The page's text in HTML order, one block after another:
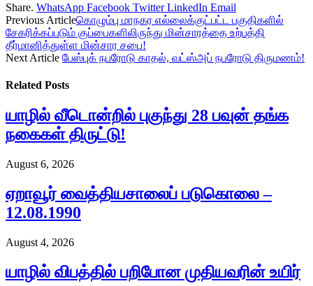
Share. WhatsApp Facebook Twitter LinkedIn Email
Previous Articleகொழும்பு மாநகர எல்லைக்குட்பட்ட பகுதிகளில்
சேகரிக்கப்படும் குப்பைகளிலிருந்து மின்சாரத்தை உற்பத்தி
தீர்மானித்துள்ள மின்சார சபை!
Next Article பேஸ்புக் நபரோடு காதல், வட்ஸ்அப் நபரோடு திருமணம்!
Related Posts
யாழில் வீடொன்றில் புகுந்து 28 பவுன் தங்க
நகைகள் திருட்டு!
August 6, 2026
ஏறாவூர் வைத்தியசாலைப் படுகொலை –
12.08.1990
August 4, 2026
யாழில் விபத்தில் பறிபோன முதியவரின் உயிர்